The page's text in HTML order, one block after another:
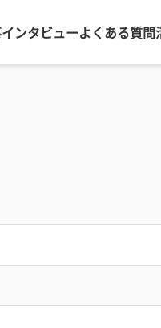
インタビューよくある質問